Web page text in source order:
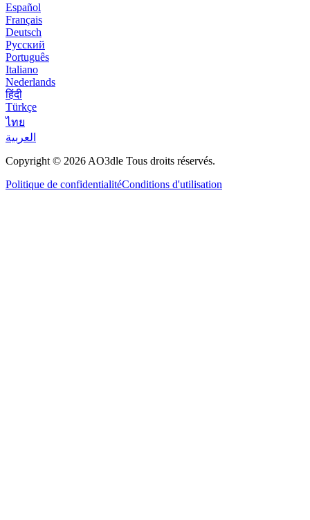
Español
Français
Deutsch
Русский
Português
Italiano
Nederlands
हिंदी
Türkçe
ไทย
العربية
Copyright © 2026 AO3dle Tous droits réservés.
Politique de confidentialitéConditions d'utilisation